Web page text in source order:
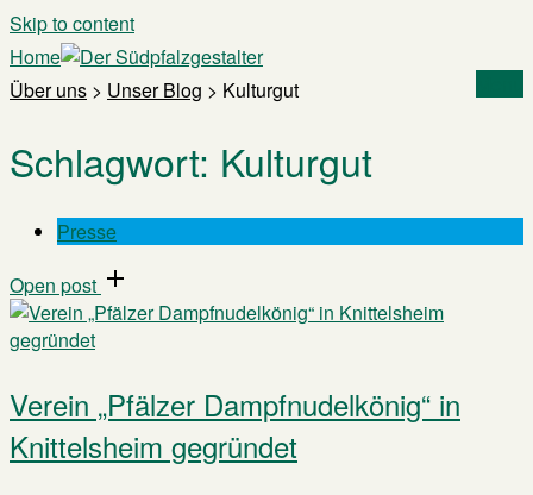
Skip to content
Home
Über uns > Unser Blog > Kulturgut
Schlagwort: Kulturgut
Presse
Open post
Verein „Pfälzer Dampfnudelkönig“ in
Knittelsheim gegründet